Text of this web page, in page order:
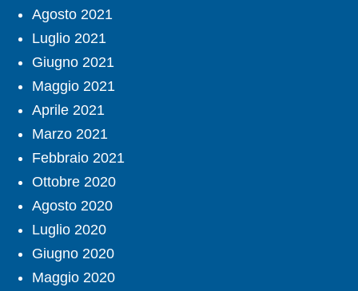
Agosto 2021
Luglio 2021
Giugno 2021
Maggio 2021
Aprile 2021
Marzo 2021
Febbraio 2021
Ottobre 2020
Agosto 2020
Luglio 2020
Giugno 2020
Maggio 2020